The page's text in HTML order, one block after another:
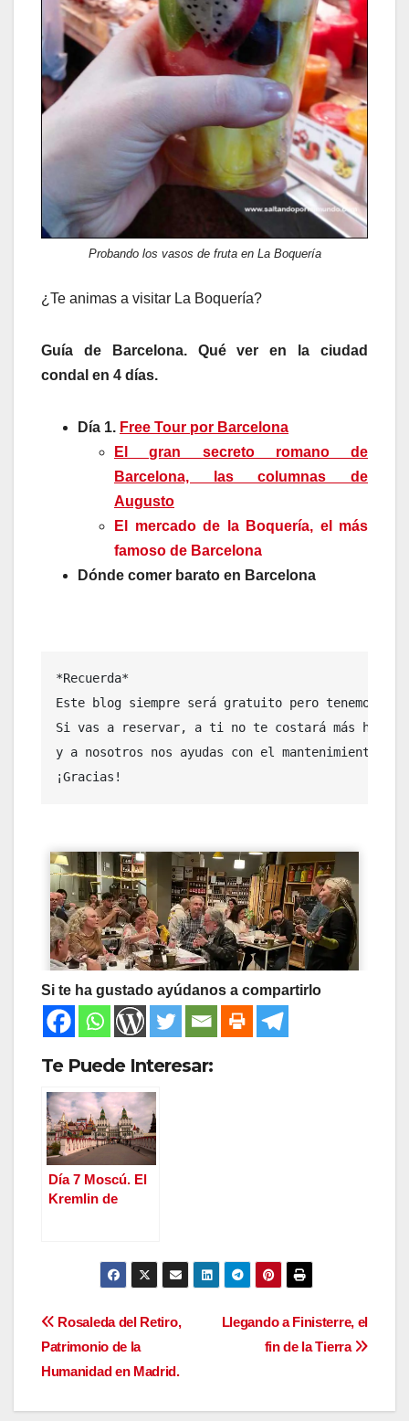
Probando los vasos de fruta en La Boquería
¿Te animas a visitar La Boquería?
Guía de Barcelona. Qué ver en la ciudad
condal en 4 días.
Día 1. Free Tour por Barcelona
El gran secreto romano de
Barcelona, las columnas de
Augusto
El mercado de la Boquería, el más
famoso de Barcelona
Dónde comer barato en Barcelona
*Recuerda*
Este blog siempre será gratuito pero tenemos
Si vas a reservar, a ti no te costará más
y a nosotros nos ayudas con el mantenimiento
¡Gracias!
Si te ha gustado ayúdanos a compartirlo
Te Puede Interesar:
Día 7 Moscú. El
Kremlin de
Navegación
de
entradas
Llegando a Finisterre, el
fin de la Tierra
Rosaleda del Retiro,
Patrimonio de la
Humanidad en Madrid.